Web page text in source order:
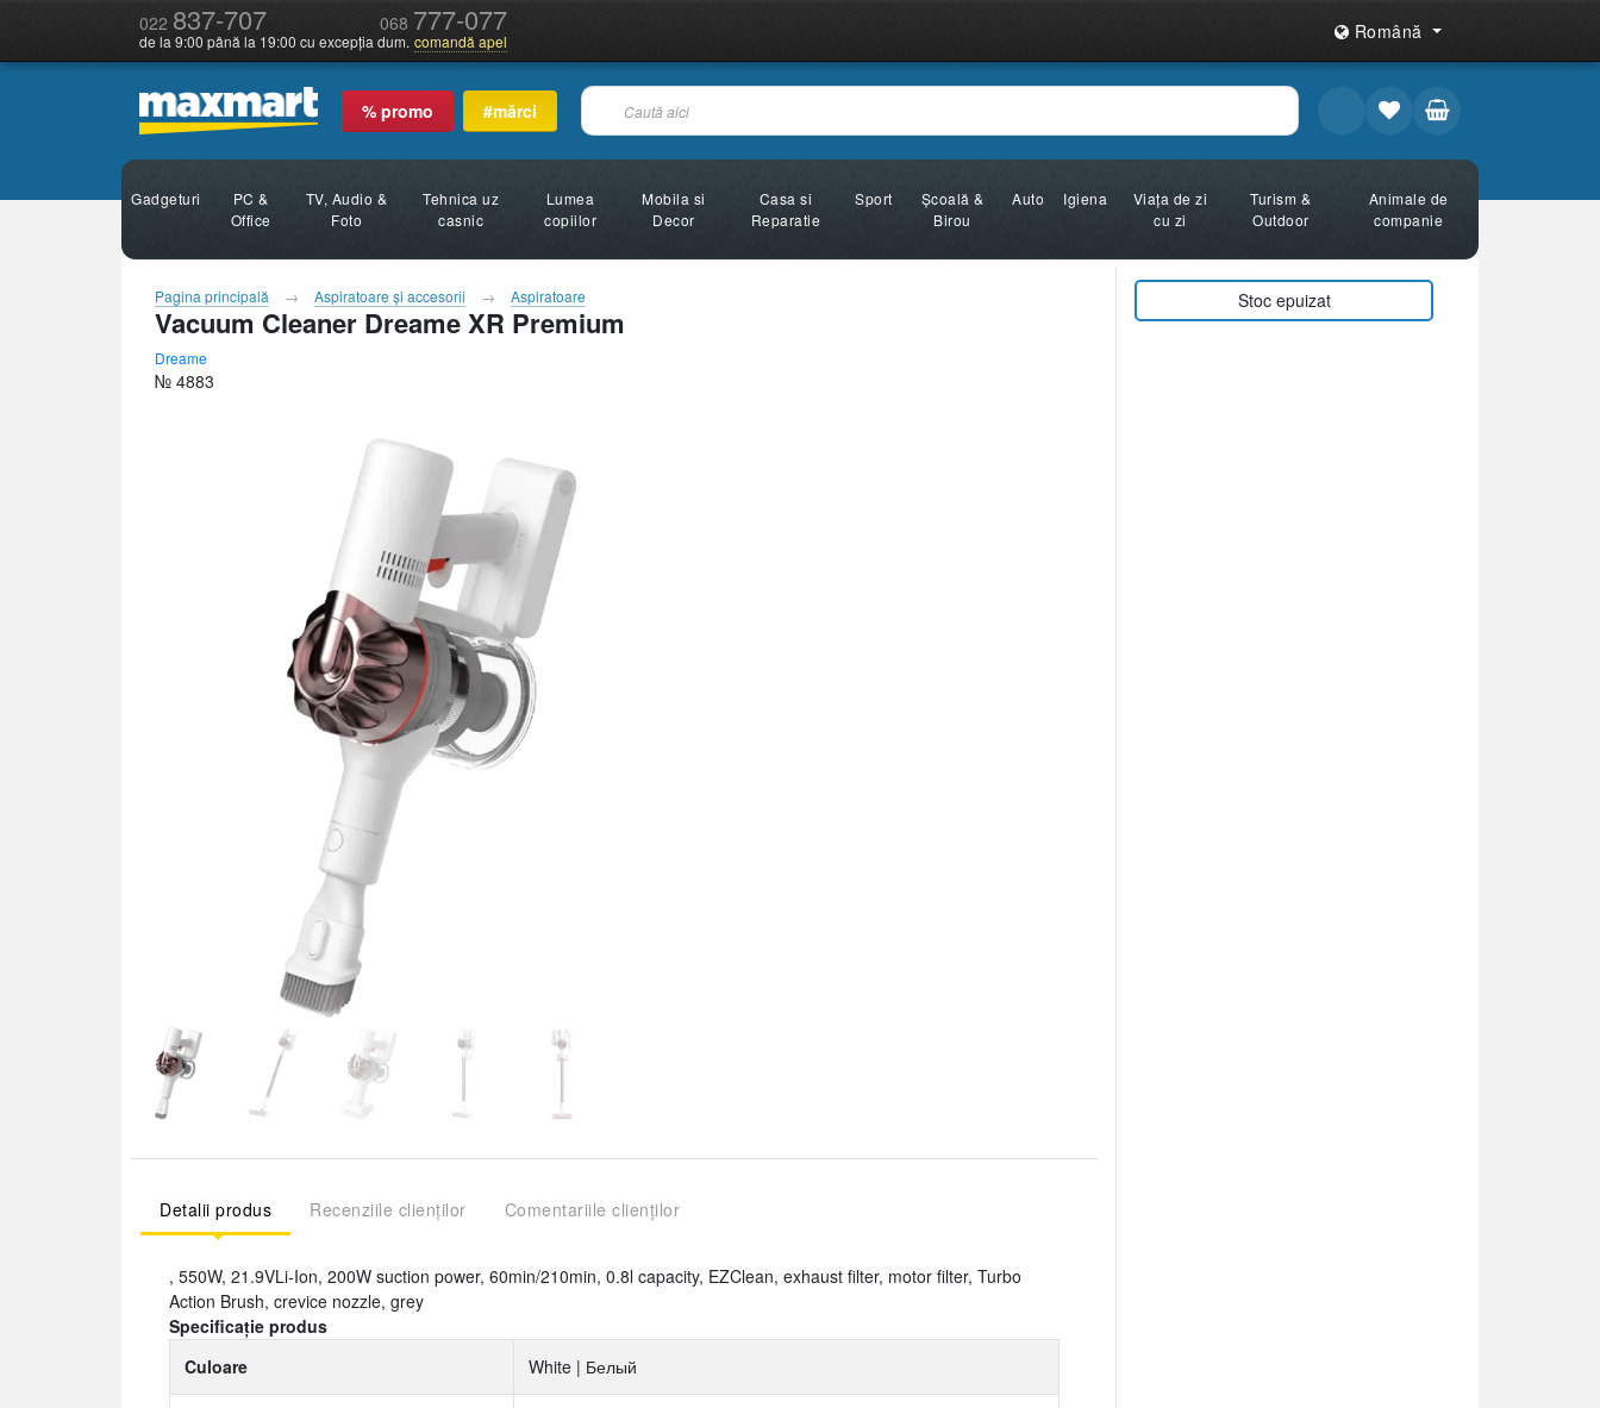
022 837-707 068 777-077
de la 9:00 până la 19:00 cu excepția dum. comandă apel Română
% promo #mărci
Gadgeturi
PC &
Office
TV, Audio &
Foto
Tehnica uz
casnic
Lumea
copiilor
Mobila si
Decor
Casa si
Reparatie
Sport
Şcoală &
Birou
Auto Igiena
Viața de zi
cu zi
Turism &
Outdoor
Animale de
companie
Pagina principală Aspiratoare şi accesorii Aspiratoare
Vacuum Cleaner Dreame XR Premium
Dreame
№ 4883
Detalii produs Recenziile clienților Comentariile clienților
, 550W, 21.9VLi-Ion, 200W suction power, 60min/210min, 0.8l capacity, EZClean, exhaust filter, motor filter, Turbo
Action Brush, crevice nozzle, grey
Specificație produs
Culoare
White | Белый
Stoc epuizat